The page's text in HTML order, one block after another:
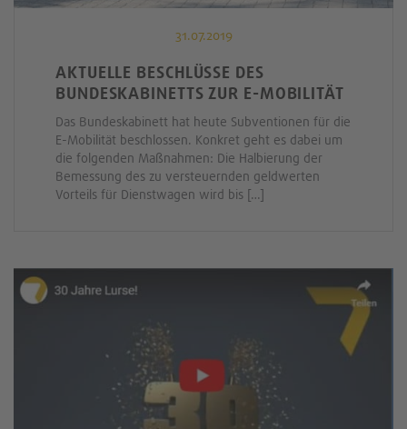
31.07.2019
AKTUELLE BESCHLÜSSE DES
BUNDESKABINETTS ZUR E-MOBILITÄT
Das Bundeskabinett hat heute Subventionen für die
E-Mobilität beschlossen. Konkret geht es dabei um
die folgenden Maßnahmen: Die Halbierung der
Bemessung des zu versteuernden geldwerten
Vorteils für Dienstwagen wird bis […]